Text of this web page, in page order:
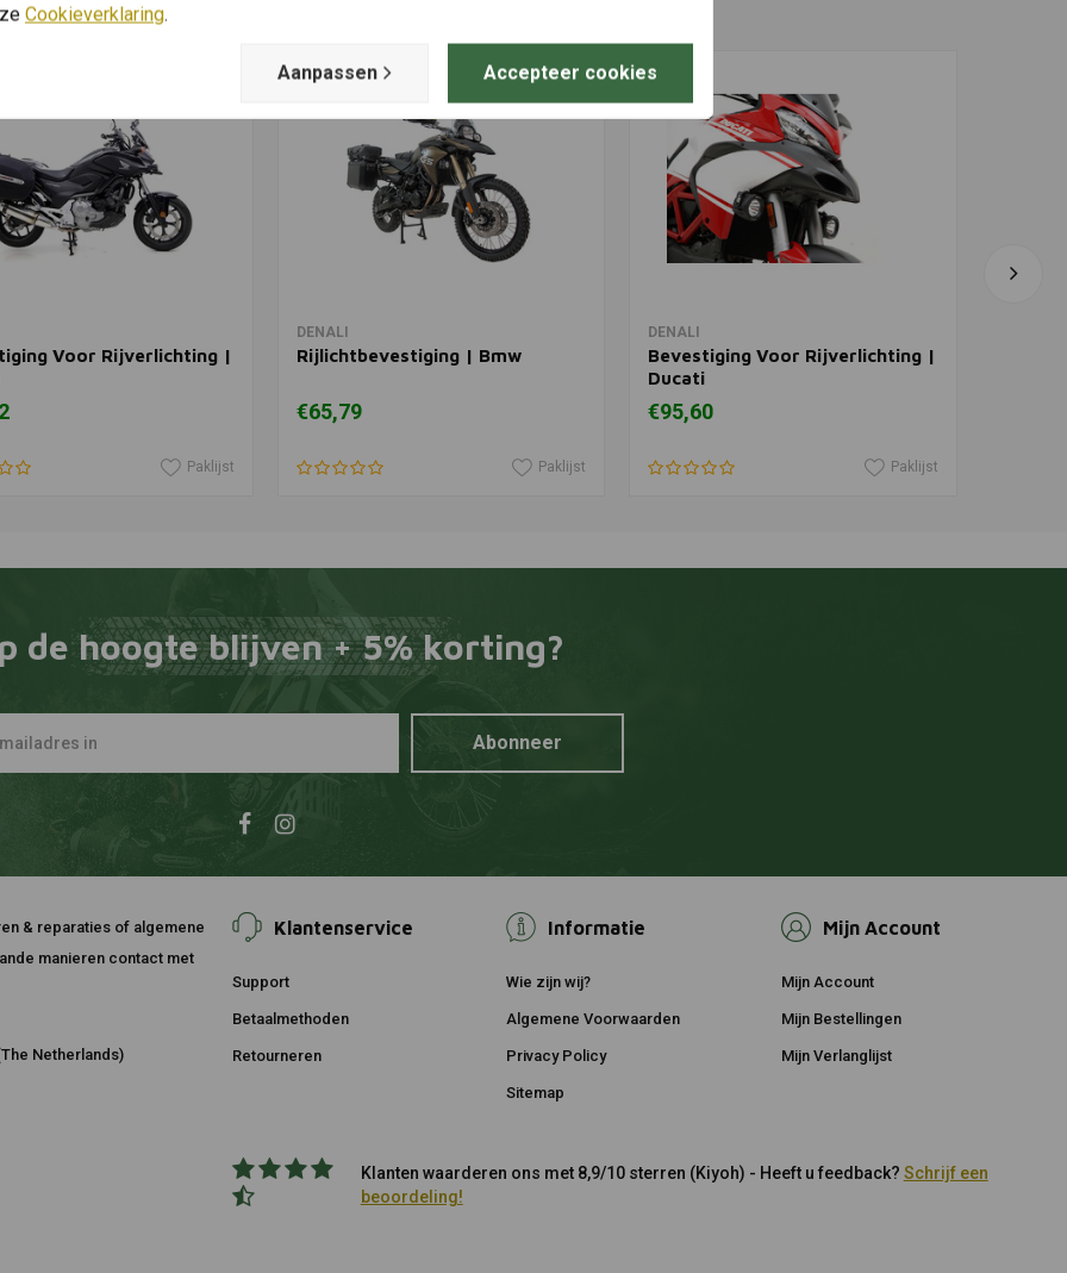
Voor Rijverlichting |
Paklijst
DENALI
Rijlichtbevestiging | Bmw
€65,79
Paklijst
DENALI
Bevestiging Voor Rijverlichting |
Ducati
€95,60
Paklijst
de hoogte blijven + 5% korting?
Abonneer
& reparaties of algemene
manieren contact met
Netherlands)
Klantenservice
Support
Betaalmethoden
Retourneren
Informatie
Wie zijn wij?
Algemene Voorwaarden
Privacy Policy
Sitemap
Mijn Account
Mijn Account
Mijn Bestellingen
Mijn Verlanglijst
Klanten waarderen ons met 8,9/10 sterren (Kiyoh) - Heeft u feedback? Schrijf een
beoordeling!
Cookieverklaring.
Aanpassen Accepteer cookies